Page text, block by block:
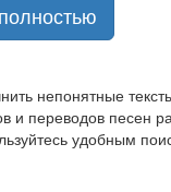
непонятные
переводов песен
удобным